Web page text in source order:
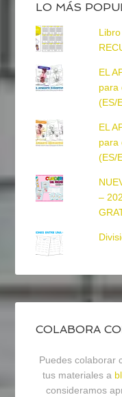
LO MÁS
EL
para
(ES/
EL
para
(ES/
–
COLABORA
Puedes colaborar
tus materiales a
consideramos